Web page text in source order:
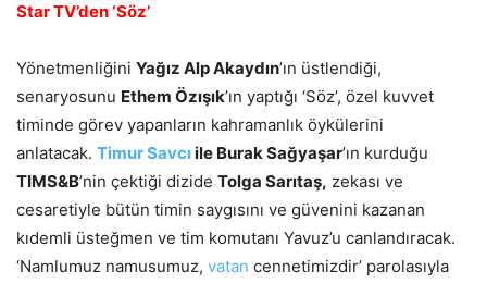
Star TV’den ‘Söz’
Yönetmenliğini Yağız Alp Akaydın’ın üstlendiği,
senaryosunu Ethem Özışık’ın yaptığı ‘Söz’, özel kuvvet
timinde görev yapanların kahramanlık öykülerini
anlatacak. Timur Savcıile Burak Sağyaşar’ın kurduğu
TIMS&B’nin çektiği dizide Tolga Sarıtaş, zekası ve
cesaretiyle bütün timin saygısını ve güvenini kazanan
kıdemli üsteğmen ve tim komutanı Yavuz’u canlandıracak.
‘Namlumuz namusumuz, vatan cennetimizdir’ parolasıyla